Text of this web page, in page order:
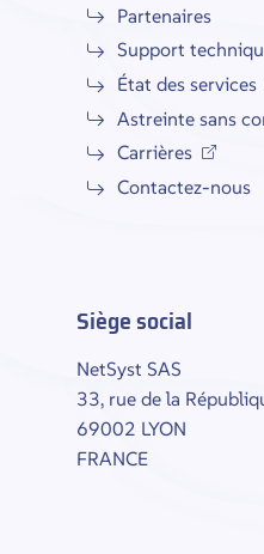
Partenaires
Support
État des services
Astreinte sans
Carrières
Contactez-nous
Siège social
NetSyst SAS
33, rue de la
69002 LYON
FRANCE